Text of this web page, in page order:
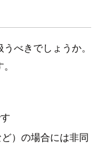
べきでしょうか。
）の場合には非同